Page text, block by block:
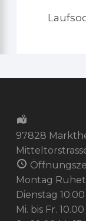
97828
Montag
Dienstag
Mi. bis Fr.